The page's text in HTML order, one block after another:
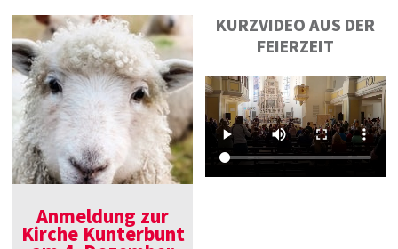
Anmeldung zur
Kirche Kunterbunt
KURZVIDEO AUS DER
FEIERZEIT